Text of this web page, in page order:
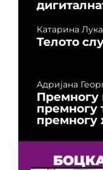
Катарина Лука
Телото
Адријана
Премногу
премногу
премногу